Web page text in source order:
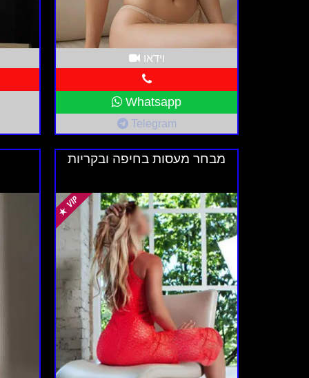
וידאו
Whatsapp
Telegram
מבחר מעסות בחיפה ובקריות